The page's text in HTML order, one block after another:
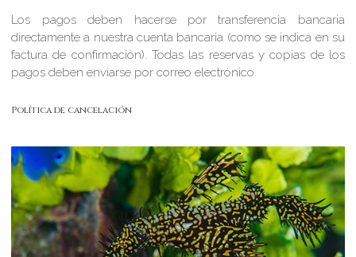
Los pagos deben hacerse por transferencia bancaria
directamente a nuestra cuenta bancaria (como se indica en su
factura de confirmación). Todas las reservas y copias de los
pagos deben enviarse por correo electrónico.
Política de cancelación